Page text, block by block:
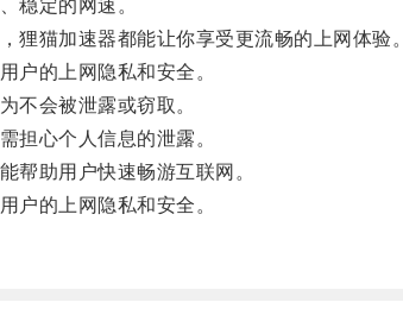
定的网速。
猫加速器都能让你享受更流畅的上网体验。
的上网隐私和安全。
会被泄露或窃取。
心个人信息的泄露。
助用户快速畅游互联网。
的上网隐私和安全。